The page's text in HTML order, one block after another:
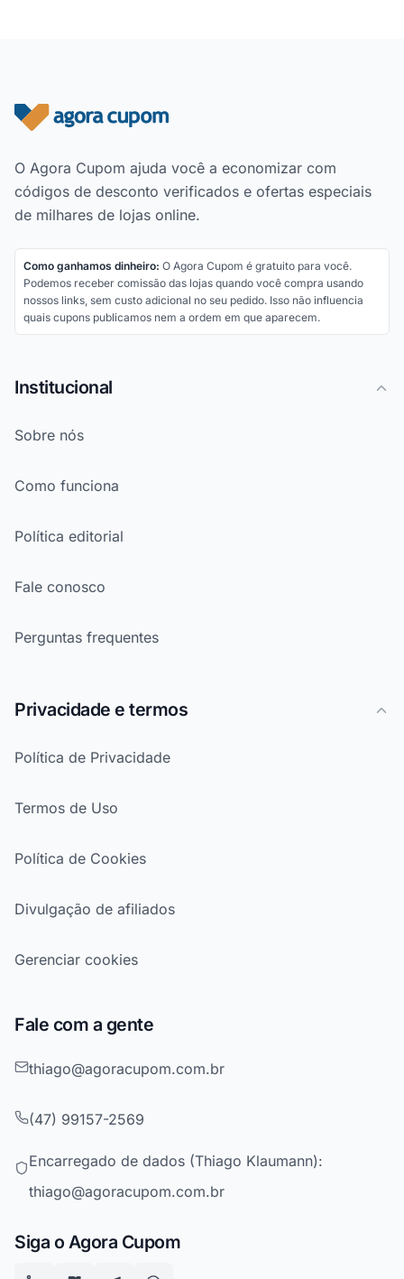
Rodapé do site
O Agora Cupom ajuda você a economizar com
códigos de desconto verificados e ofertas especiais
de milhares de lojas online.
Como ganhamos dinheiro: O Agora Cupom é gratuito para você.
Podemos receber comissão das lojas quando você compra usando
nossos links, sem custo adicional no seu pedido. Isso não influencia
quais cupons publicamos nem a ordem em que aparecem.
Institucional
Sobre nós
Como funciona
Política editorial
Fale conosco
Perguntas frequentes
Privacidade e termos
Política de Privacidade
Termos de Uso
Política de Cookies
Divulgação de afiliados
Gerenciar cookies
Fale com a gente
thiago@agoracupom.com.br
(47) 99157-2569
Encarregado de dados (Thiago Klaumann):
thiago@agoracupom.com.br
Siga o Agora Cupom